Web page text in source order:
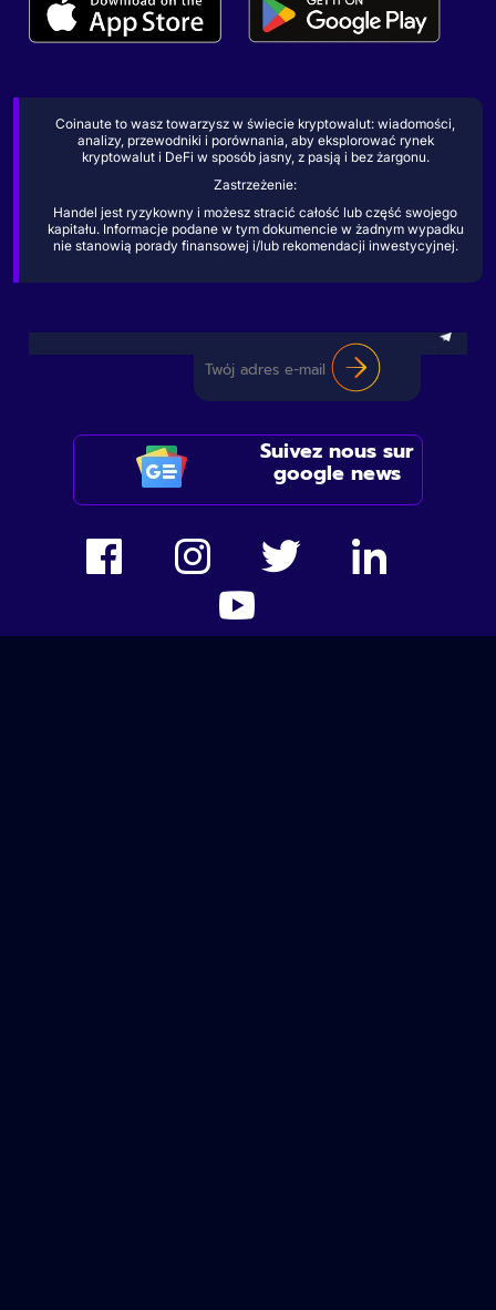
Coinaute to wasz towarzysz w świecie kryptowalut: wiadomości,
analizy, przewodniki i porównania, aby eksplorować rynek
kryptowalut i DeFi w sposób jasny, z pasją i bez żargonu.
Zastrzeżenie:
Handel jest ryzykowny i możesz stracić całość lub część swojego
kapitału. Informacje podane w tym dokumencie w żadnym wypadku
nie stanowią porady finansowej i/lub rekomendacji inwestycyjnej.
Suivez nous sur
google news